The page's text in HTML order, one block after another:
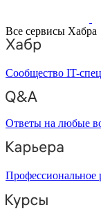
Все сервисы Хабра
Сообщество IT-
Ответы на любые
Профессиональное